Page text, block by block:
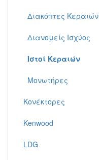
Διακόπτες Κεραιών
Διανομείς Ισχύος
Ιστοί Κεραιών
Μονωτήρες
Κονέκτορες
Kenwood
LDG